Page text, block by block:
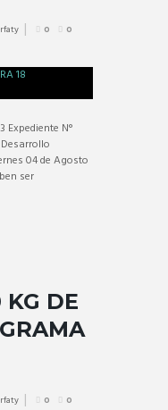
0
0
Expediente N°
04 de Agosto
ser
KG DE
0
0